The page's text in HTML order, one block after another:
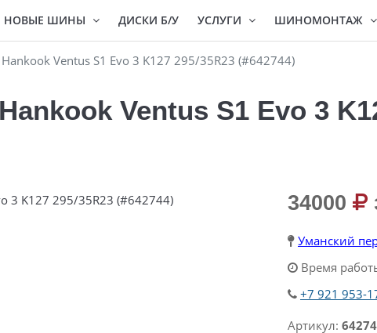
НОВЫЕ ШИНЫ ДИСКИ Б/У УСЛУГИ ШИНОМОНТАЖ
Ventus S1 Evo 3 K127 295/35R23 (#642744)
Ventus S1 Evo 3
34000
Уманский
Время
+7 921 953-
Артикул: